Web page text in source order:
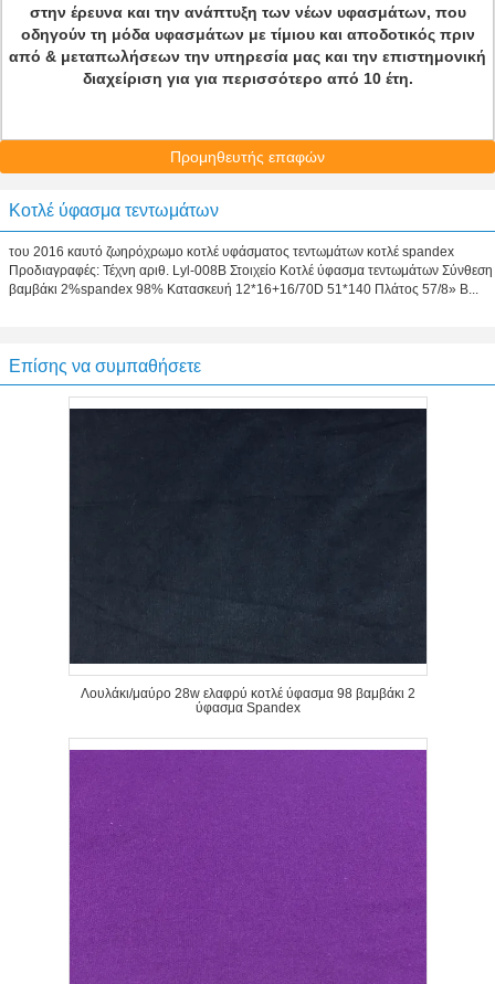
στην έρευνα και την ανάπτυξη των νέων υφασμάτων, που
οδηγούν τη μόδα υφασμάτων με τίμιου και αποδοτικός πριν
από & μεταπωλήσεων την υπηρεσία μας και την επιστημονική
διαχείριση για για περισσότερο από 10 έτη.
Προμηθευτής επαφών
Κοτλέ ύφασμα τεντωμάτων
του 2016 καυτό ζωηρόχρωμο κοτλέ υφάσματος τεντωμάτων κοτλέ spandex
Προδιαγραφές: Τέχνη αριθ. Lyl-008B Στοιχείο Κοτλέ ύφασμα τεντωμάτων Σύνθεση
βαμβάκι 2%spandex 98% Κατασκευή 12*16+16/70D 51*140 Πλάτος 57/8» Β...
Επίσης να συμπαθήσετε
Λουλάκι/μαύρο 28w ελαφρύ κοτλέ ύφασμα 98 βαμβάκι 2
ύφασμα Spandex